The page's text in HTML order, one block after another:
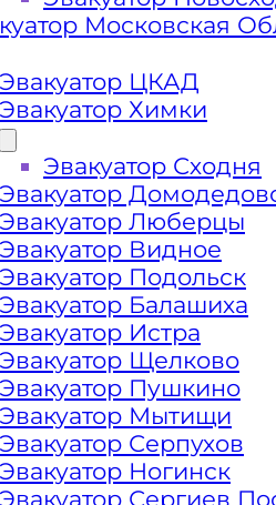
222 99 01
Московская
Эвакуатор ЦКАД
Эвакуатор Химки
Эвакуатор Сходня
Эвакуатор
Эвакуатор Люберцы
Эвакуатор Видное
Эвакуатор Подольск
Эвакуатор Балашиха
Эвакуатор Истра
Эвакуатор Щелково
Эвакуатор Пушкино
Эвакуатор Мытищи
Эвакуатор Серпухов
Эвакуатор Ногинск
Эвакуатор Сергиев